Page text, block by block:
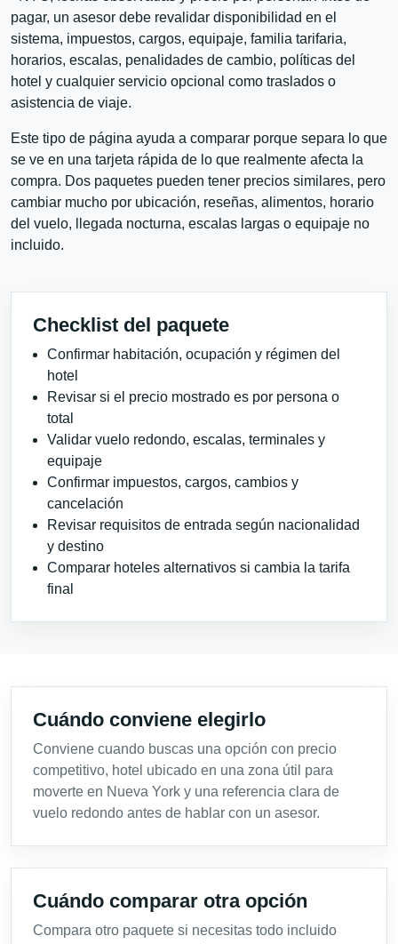
pagar, un asesor debe revalidar disponibilidad en el
sistema, impuestos, cargos, equipaje, familia tarifaria,
horarios, escalas, penalidades de cambio, políticas del
hotel y cualquier servicio opcional como traslados o
asistencia de viaje.
Este tipo de página ayuda a comparar porque separa lo que
se ve en una tarjeta rápida de lo que realmente afecta la
compra. Dos paquetes pueden tener precios similares, pero
cambiar mucho por ubicación, reseñas, alimentos, horario
del vuelo, llegada nocturna, escalas largas o equipaje no
incluido.
Checklist del paquete
Confirmar habitación, ocupación y régimen del
hotel
Revisar si el precio mostrado es por persona o
total
Validar vuelo redondo, escalas, terminales y
equipaje
Confirmar impuestos, cargos, cambios y
cancelación
Revisar requisitos de entrada según nacionalidad
y destino
Comparar hoteles alternativos si cambia la tarifa
final
Cuándo conviene elegirlo
Conviene cuando buscas una opción con precio
competitivo, hotel ubicado en una zona útil para
moverte en Nueva York y una referencia clara de
vuelo redondo antes de hablar con un asesor.
Cuándo comparar otra opción
Compara otro paquete si necesitas todo incluido